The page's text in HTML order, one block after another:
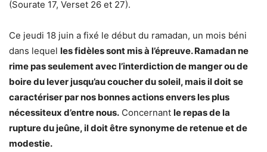
(Sourate 17, Verset 26 et 27).
Ce jeudi 18 juin a fixé le début du ramadan, un mois béni
dans lequel les fidèles sont mis à l’épreuve. Ramadan ne
rime pas seulement avec l’interdiction de manger ou de
boire du lever jusqu’au coucher du soleil, mais il doit se
caractériser par nos bonnes actions envers les plus
nécessiteux d’entre nous. Concernant le repas de la
rupture du jeûne, il doit être synonyme de retenue et de
modestie.